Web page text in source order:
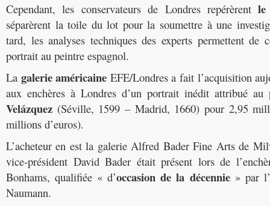
Cependant, les conservateurs de Londres repérèrent le
séparèrent la toile du lot pour la soumettre à une
tard, les analyses techniques des experts permettent de
portrait au peintre espagnol.
La galerie américaine EFE/Londres a fait l’acquisition
aux enchères à Londres d’un portrait inédit attribué au
Velázquez (Séville, 1599 – Madrid, 1660) pour 2,95
millions d’euros).
L’acheteur en est la galerie Alfred Bader Fine Arts de
vice-président David Bader était présent lors de
Bonhams, qualifiée « d’occasion de la décennie» par
Naumann.